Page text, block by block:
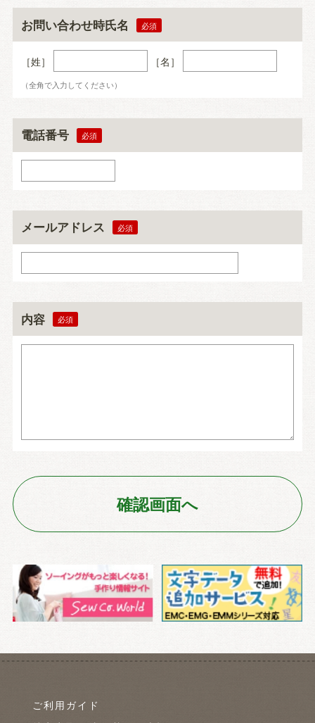
お問い合わせ時氏名
［姓］ ［名］
（全角で入力してください）
電話番号
メールアドレス
内容
ご利用ガイド